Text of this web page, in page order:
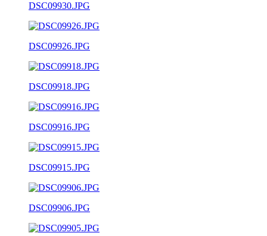
DSC09930.JPG
DSC09926.JPG
DSC09918.JPG
DSC09916.JPG
DSC09915.JPG
DSC09906.JPG